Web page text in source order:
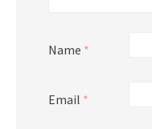
Name *
Email *